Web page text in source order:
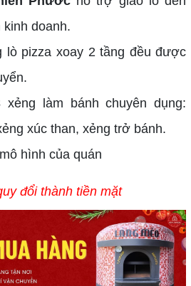
doanh.
lò pizza xoay 2 tầng đều được
làm bánh chuyên dụng:
xúc than, xẻng trở bánh.
hình của quán
đổi thành tiền mặt